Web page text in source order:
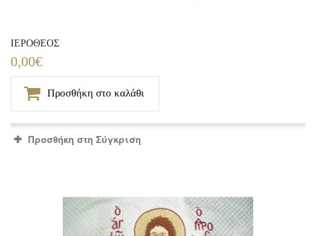
ΙΕΡΟΘΕΟΣ
0,00€
Προσθήκη στο καλάθι
Προσθήκη στη Σύγκριση